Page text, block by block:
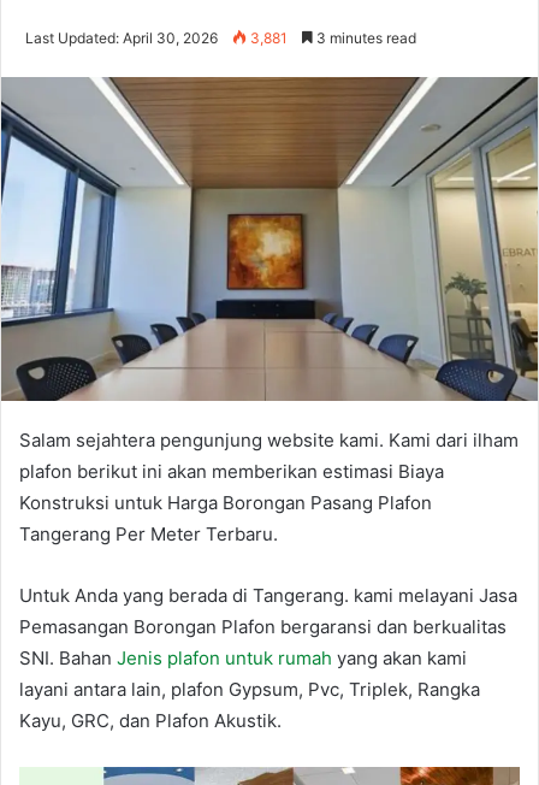
Last Updated: April 30, 2026 3,881 3 minutes read
Salam sejahtera pengunjung website kami. Kami dari ilham
plafon berikut ini akan memberikan estimasi Biaya
Konstruksi untuk Harga Borongan Pasang Plafon
Tangerang Per Meter Terbaru.
Untuk Anda yang berada di Tangerang. kami melayani Jasa
Pemasangan Borongan Plafon bergaransi dan berkualitas
SNI. Bahan Jenis plafon untuk rumah yang akan kami
layani antara lain, plafon Gypsum, Pvc, Triplek, Rangka
Kayu, GRC, dan Plafon Akustik.